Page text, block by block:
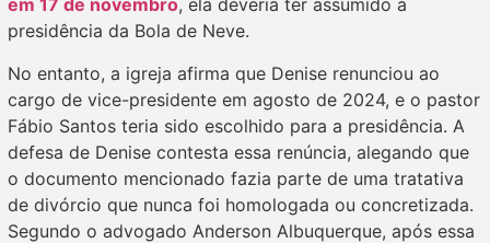
em 17 de novembro, ela deveria ter assumido a
presidência da Bola de Neve.
No entanto, a igreja afirma que Denise renunciou ao
cargo de vice-presidente em agosto de 2024, e o pastor
Fábio Santos teria sido escolhido para a presidência. A
defesa de Denise contesta essa renúncia, alegando que
o documento mencionado fazia parte de uma tratativa
de divórcio que nunca foi homologada ou concretizada.
Segundo o advogado Anderson Albuquerque, após essa